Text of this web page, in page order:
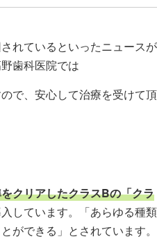
れているといったニュースが
歯科医院では
で、安心して治療を受けて頂
クリアしたクラスBの「クラ
しています。「あらゆる種類
ができる」とされています。